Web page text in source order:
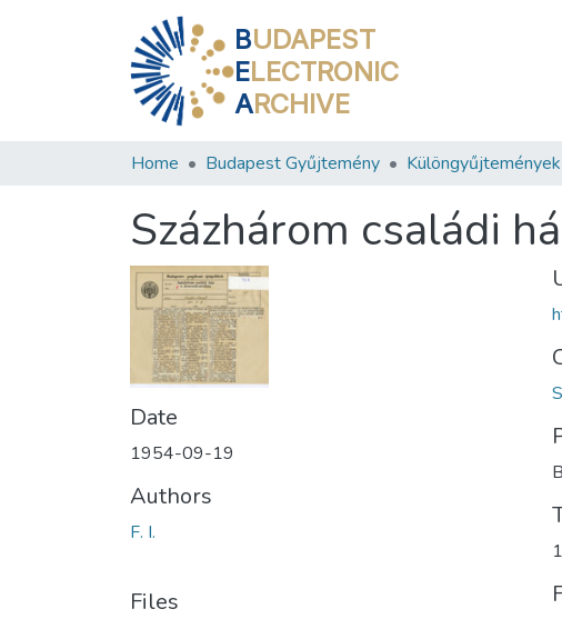
BUDAPEST
ELECTRONIC
ARCHIVE
Home Budapest Gyűjtemény Különgyűjtemények
Százhárom családi
Date
1954-09-19
Authors
F. I.
Files